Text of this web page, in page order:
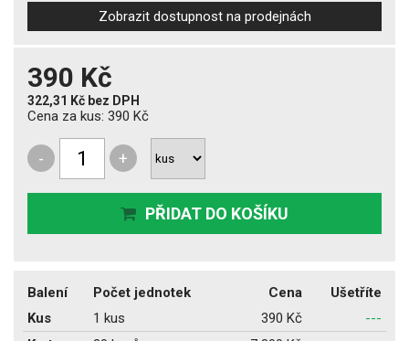
Zobrazit dostupnost na prodejnách
390 Kč
322,31 Kč bez DPH
Cena za kus: 390 Kč
- +
PŘIDAT DO KOŠÍKU
Balení Počet jednotek Cena
Ušetříte
Kus
1 kus 390 Kč
---